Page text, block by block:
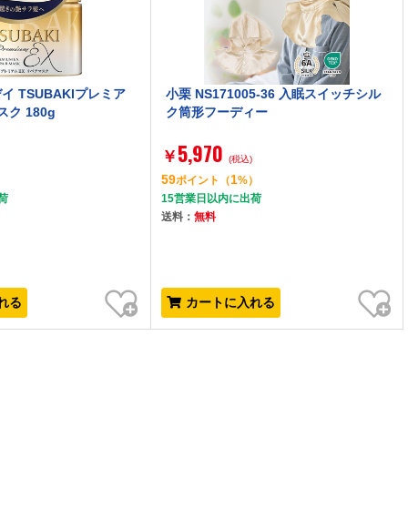
TSUBAKIプレミア
ク 180g
る
お気に入り
小栗 NS171005-36 入眠スイッチシル
ク筒形フーディー
￥ 5,970 (税込)
59ポイント （1%）
15営業日以内に出荷
送料： 無料
カートに入れる
お気に入り